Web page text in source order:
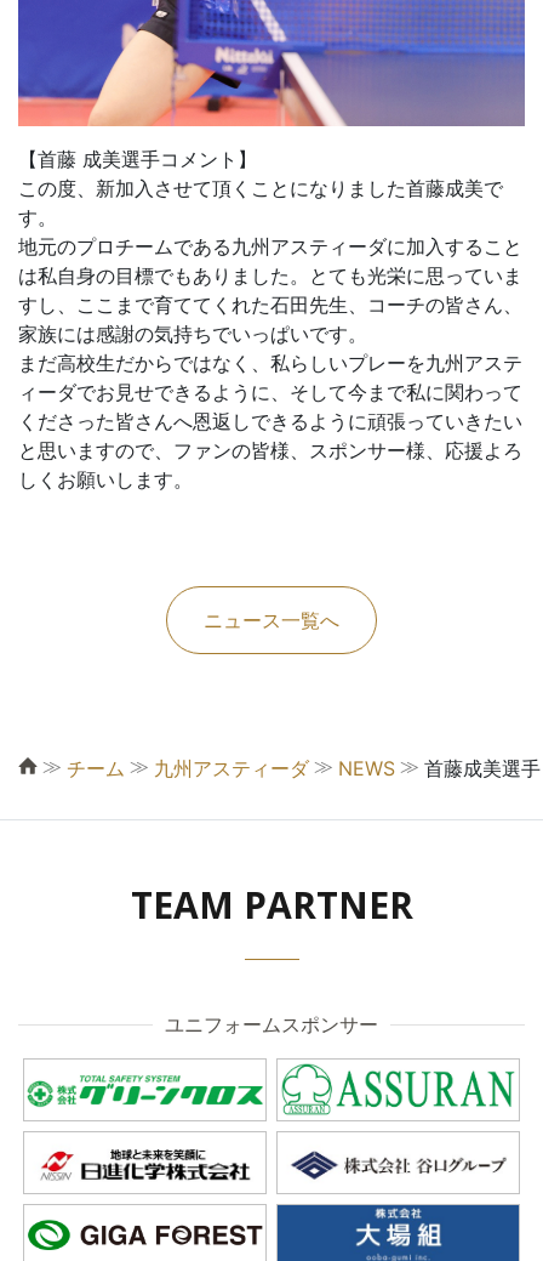
【首藤 成美選手コメント】
この度、新加入させて頂くことになりました首藤成美で
す。
地元のプロチームである九州アスティーダに加入すること
は私自身の目標でもありました。とても光栄に思っていま
すし、ここまで育ててくれた石田先生、コーチの皆さん、
家族には感謝の気持ちでいっぱいです。
まだ高校生だからではなく、私らしいプレーを九州アステ
ィーダでお見せできるように、そして今まで私に関わって
くださった皆さんへ恩返しできるように頑張っていきたい
と思いますので、ファンの皆様、スポンサー様、応援よろ
しくお願いします。
ニュース一覧へ
≫ チーム ≫ 九州アスティーダ ≫ NEWS ≫ 首藤成美選
TEAM PARTNER
ユニフォームスポンサー